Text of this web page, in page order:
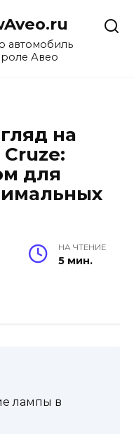
автомобиль
Авео
на
для
НА ЧТЕНИЕ
5 мин.
лампы в